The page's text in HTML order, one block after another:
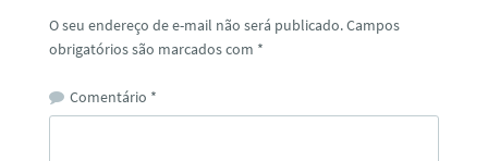
O seu endereço de e-mail não será publicado.Campos
obrigatórios são marcados com *
Comentário *